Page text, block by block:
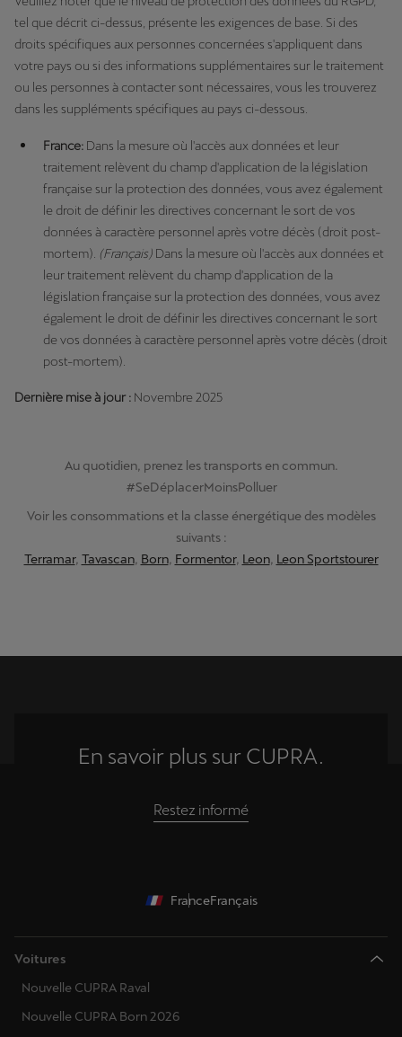
tel que décrit ci-dessus, présente les exigences de base. Si des
droits spécifiques aux personnes concernées s'appliquent dans
votre pays ou si des informations supplémentaires sur le traitement
ou les personnes à contacter sont nécessaires, vous les trouverez
dans les suppléments spécifiques au pays ci-dessous.
France: Dans la mesure où l'accès aux données et leur
traitement relèvent du champ d'application de la législation
française sur la protection des données, vous avez également
le droit de définir les directives concernant le sort de vos
données à caractère personnel après votre décès (droit post-
mortem). (Français) Dans la mesure où l'accès aux données et
leur traitement relèvent du champ d'application de la
législation française sur la protection des données, vous avez
également le droit de définir les directives concernant le sort
de vos données à caractère personnel après votre décès (droit
post-mortem).
Dernière mise à jour : Novembre 2025
Au quotidien, prenez les transports en commun.
#SeDéplacerMoinsPolluer
Voir les consommations et la classe énergétique des modèles
suivants :
Terramar, Tavascan, Born, Formentor, Leon, Leon Sportstourer
En savoir plus sur CUPRA.
Restez informé
FranceFrançais
Voitures
Nouvelle CUPRA Raval
Nouvelle CUPRA Born 2026